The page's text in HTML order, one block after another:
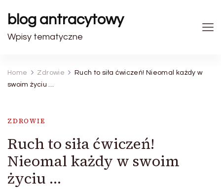
blog antracytowy
Wpisy tematyczne
Home Zdrowie
Ruch to siła ćwiczeń! Nieomal każdy w
swoim życiu …
ZDROWIE
Ruch to siła ćwiczeń!
Nieomal każdy w swoim
życiu …